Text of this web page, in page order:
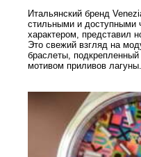
Итальянский бренд
стильными и доступными
характером, представил
Это свежий взгляд на
браслеты,
мотивом приливов лагуны.